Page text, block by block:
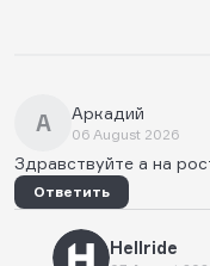
А Аркадий
06 August 2026
Здравствуйте а на
Ответить
Hellride